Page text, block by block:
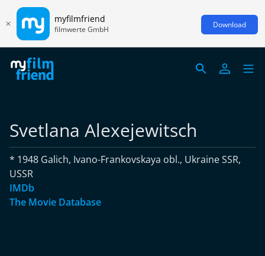
myfilmfriend
filmwerte GmbH Download
Svetlana Alexejewitsch
* 1948 Galich, Ivano-Frankovskaya obl., Ukraine SSR,
USSR
IMDb
The Movie Database